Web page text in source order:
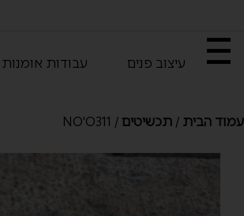
עיצוב פנים עבודות אומנות
עמוד הבית / תכשיטים / NO'O311